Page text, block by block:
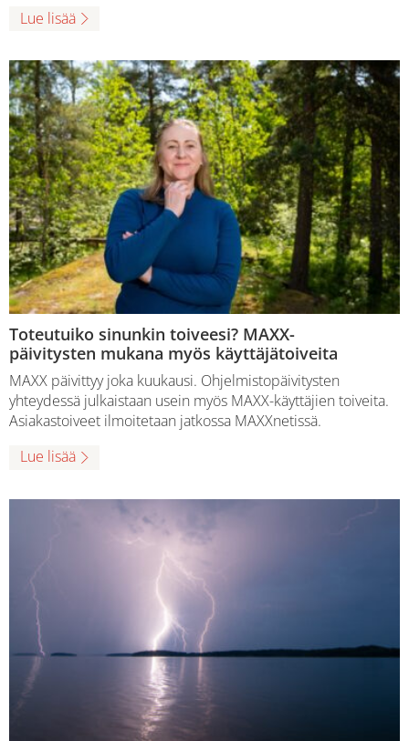
Lue lisää
Toteutuiko sinunkin toiveesi? MAXX-
päivitysten mukana myös käyttäjätoiveita
MAXX päivittyy joka kuukausi. Ohjelmistopäivitysten
yhteydessä julkaistaan usein myös MAXX-käyttäjien toiveita.
Asiakastoiveet ilmoitetaan jatkossa MAXXnetissä.
Lue lisää